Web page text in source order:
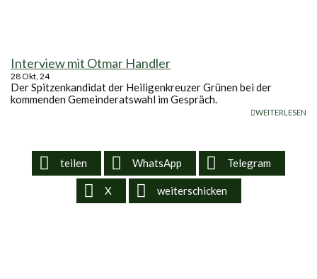
Interview mit Otmar Handler
28Okt, 24
Der Spitzenkandidat der Heiligenkreuzer Grünen bei der
kommenden Gemeinderatswahl im Gespräch.
WEITERLESEN
teilen WhatsApp Telegram
X weiterschicken